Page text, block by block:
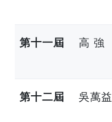
第十一屆 高 強
第十二屆 吳萬益